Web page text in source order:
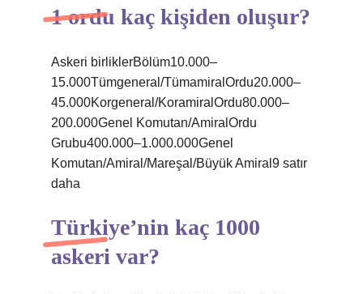
1 ordu kaç kişiden oluşur?
Askeri birliklerBölüm10.000–
15.000Tümgeneral/TümamiralOrdu20.000–
45.000Korgeneral/KoramiralOrdu80.000–
200.000Genel Komutan/AmiralOrdu
Grubu400.000–1.000.000Genel
Komutan/Amiral/Mareşal/Büyük Amiral9 satır
daha
Türkiye’nin kaç 1000
askeri var?